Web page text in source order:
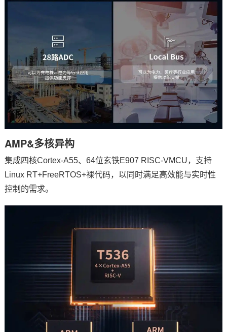
AMP&多核异构
集成四核Cortex-A55、64位玄铁E907 RISC-VMCU，支持
Linux RT+FreeRTOS+裸代码，以同时满足高效能与实时性
控制的需求。